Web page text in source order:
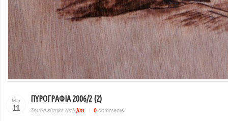
Mar
11
ΠΥΡΟΓΡΑΦΙΑ 2006/2 (2)
δημοσιεύτηκε από jim 0 comments